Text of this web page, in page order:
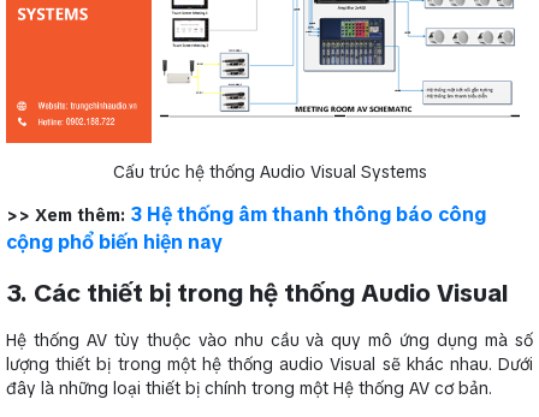
Cấu trúc hệ thống Audio Visual Systems
>> Xem thêm: 3 Hệ thống âm thanh thông báo công
cộng phổ biến hiện nay
3. Các thiết bị trong hệ thống Audio Visual
Hệ thống AV tùy thuộc vào nhu cầu và quy mô ứng dụng mà số
lượng thiết bị trong một hệ thống audio Visual sẽ khác nhau. Dưới
đây là những loại thiết bị chính trong một Hệ thống AV cơ bản.